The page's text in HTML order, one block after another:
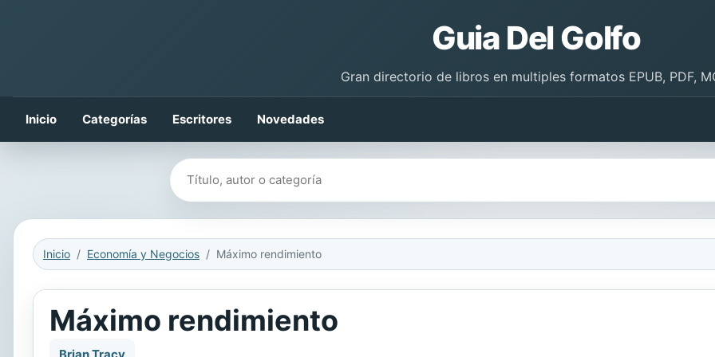
Guia Del Golfo
Gran directorio de libros en multiples formatos EPUB, PDF,
Inicio Categorías Escritores Novedades
Buscar libros
Inicio Economía y Negocios Máximo rendimiento
Máximo rendimiento